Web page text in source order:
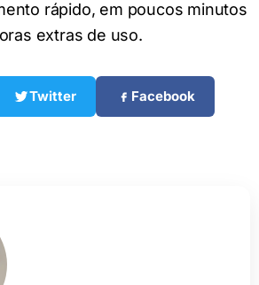
rápido, em poucos minutos
extras de uso.
Twitter Facebook